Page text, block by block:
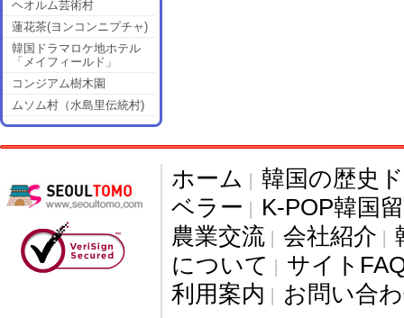
ヘオルム芸術村
蓮花茶(ヨンコンニプチャ)
韓国ドラマロケ地ホテル
「メイフィールド」
コンジアム樹木園
ムソム村（水島里伝統村)
ホーム | 韓国の歴史
ベラー | K-POP韓国
農業交流 | 会社紹介 |
について | サイト
利用案内 | お問い合